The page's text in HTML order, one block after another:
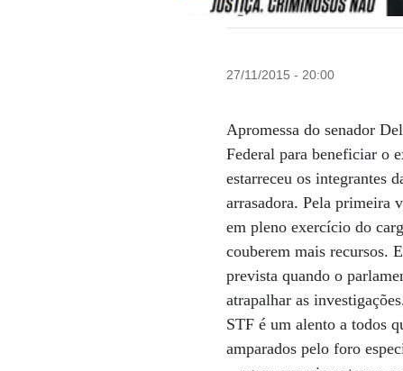
27/11/2015 - 20:00
Apromessa do senador
Federal para beneficiar o
estarreceu os integrantes
arrasadora. Pela primeira
em pleno exercício do
couberem mais recursos.
prevista quando o
atrapalhar as
STF é um alento a todos
amparados pelo foro